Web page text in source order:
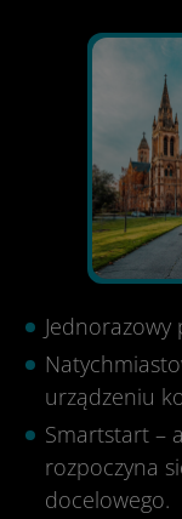
urządzeniu
Smartstart –
rozpoczyna
docelowego.